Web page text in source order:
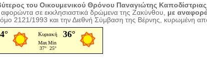
του Οικουμενικού Θρόνου Παναγιώτης Καποδίστριας
αφορώντα σε εκκλησιαστικά δρώμενα της Ζακύνθου, με
2121/1993 και την Διεθνή Σύμβαση της Βέρνης, κυρωμένη